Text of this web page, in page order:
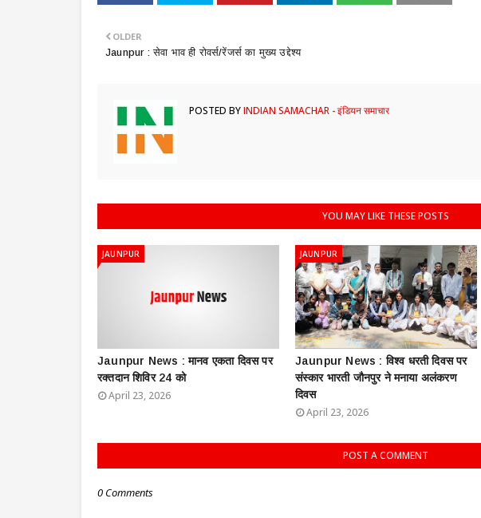
OLDER
Jaunpur : ​सेवा भाव ही रोवर्स/रेंजर्स का मुख्य उद्देश्य
POSTED BYINDIAN SAMACHAR - इंडियन समाचार
YOU MAY LIKE THESE POSTS
JAUNPUR
Jaunpur News : ​मानव एकता दिवस पर
रक्तदान शिविर 24 को
April 23, 2026
JAUNPUR
Jaunpur News : विश्व धरती दिवस पर
संस्कार भारती जौनपुर ने मनाया अलंकरण
दिवस
April 23, 2026
POST A COMMENT
0 Comments